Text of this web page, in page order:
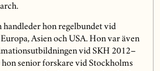
handleder hon regelbundet vid
Asien och USA. Hon var även
vid SKH 2012–
senior forskare vid Stockholms